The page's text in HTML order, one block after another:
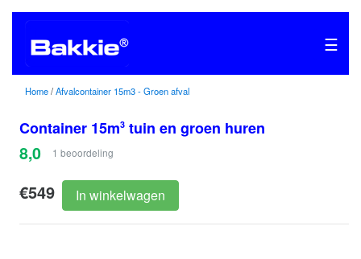
☰
Home/Afvalcontainer 15m3 - Groen afval
Container 15m3 tuin en groen huren
8,0 1 beoordeling
€549 In winkelwagen